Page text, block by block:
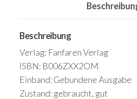
Beschreibung
Verlag: Fanfaren Verlag
ISBN: B006ZXX2OM
Einband: Gebundene Ausgabe
Zustand: gebraucht, gut